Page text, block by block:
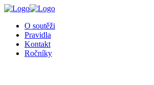
O soutěži
Pravidla
Kontakt
Ročníky